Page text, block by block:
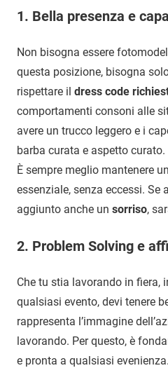
1. Bella presenza e
Non bisogna essere
questa posizione, bisogna
rispettare il dress code
comportamenti consoni alle
avere un trucco leggero e i
barba curata e aspetto curato.
È sempre meglio mantenere
essenziale, senza eccessi. Se
aggiunto anche un sorriso,
2. Problem Solving e
Che tu stia lavorando in fiera,
qualsiasi evento, devi tenere
rappresenta l’immagine
lavorando. Per questo, è
e pronta a qualsiasi